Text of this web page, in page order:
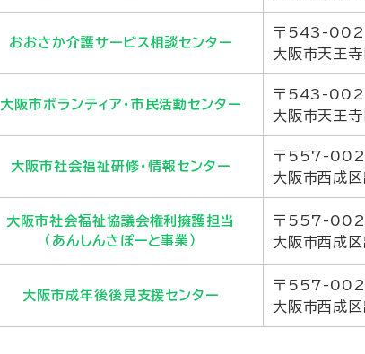
おおさか介護サービス相談センター
〒543-
大阪市天王
大阪市ボランティア・市民活動センター
〒543-
大阪市天王
大阪市社会福祉研修・情報センター
〒557-
大阪市西成
大阪市社会福祉協議会権利擁護担当
（あんしんさぽーと事業）
〒557-
大阪市西成
大阪市成年後後見支援センター
〒557-
大阪市西成